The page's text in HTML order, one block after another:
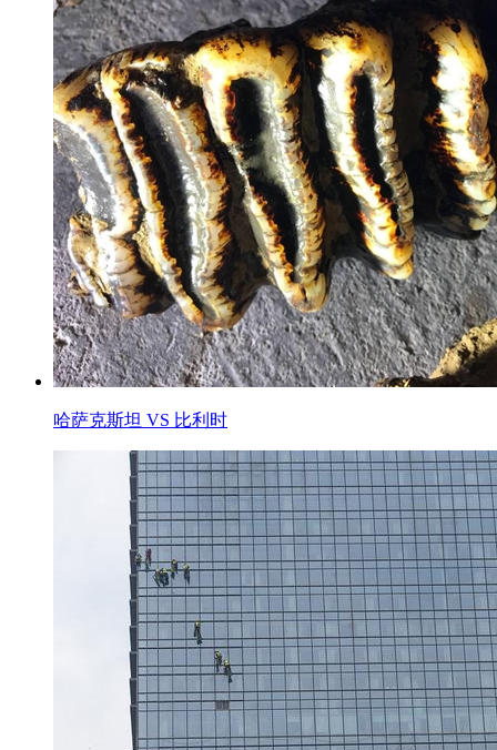
哈萨克斯坦 VS 比利时